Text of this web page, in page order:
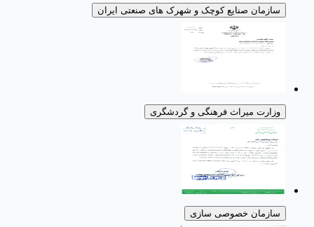
سازمان صنایع کوچک و شهرک های صنعتی ایران
وزارت میراث فرهنگی و گردشگری
سازمان خصوصی سازی